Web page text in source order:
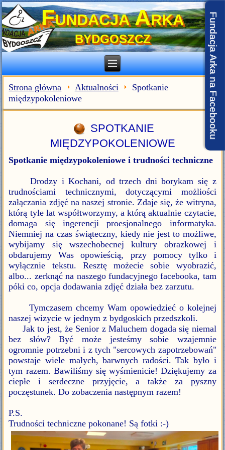
Fundacja Arka
BYDGOSZCZ
Strona główna Aktualności
Spotkanie
międzypokoleniowe
SPOTKANIE
MIĘDZYPOKOLENIOWE
Spotkanie międzypokoleniowe i trudności techniczne
Drodzy i Kochani, od trzech dni borykam się z
trudnościami technicznymi, dotyczącymi możliości
załączania zdjęć na naszej stronie. Zdaje się, że witryna,
którą tyle lat współtworzymy, a którą aktualnie czytacie,
domaga się ingerencji proesjonalnego informatyka.
Niemniej na czas świąteczny, kiedy nie jest to możliwe,
wybijamy się wszechobecnej kultury obrazkowej i
obdarujemy Was opowieścią, przy pomocy tylko i
wyłącznie tekstu. Resztę możecie sobie wyobrazić,
albo... zerknąć na naszego fundacyjnego facebooka, tam
póki co, opcja dodawania zdjęć działa bez zarzutu.
Tymczasem chcemy Wam opowiedzieć o kolejnej
naszej wizycie w jednym z bydgoskich przedszkoli.
Jak to jest, że Senior z Maluchem dogada się niemal
bez słów? Być może jesteśmy sobie wzajemnie
ogromnie potrzebni i z tych "sercowych zapotrzebowań"
powstaje wiele małych, barwnych radości. Tak było i
tym razem. Bawiliśmy się wyśmienicie! Dziękujemy za
ciepłe i serdeczne przyjęcie, a także za pyszny
poczęstunek. Do zobaczenia następnym razem!
P.S.
Trudności techniczne pokonane! Są fotki :-)
Fundacja Arka na Facebooku